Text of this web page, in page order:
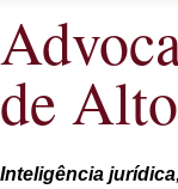
de
Inteligência jurídica